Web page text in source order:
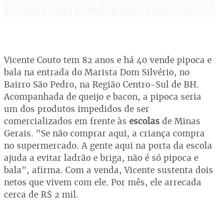
Vicente Couto tem 82 anos e há 40 vende pipoca e
bala na entrada do Marista Dom Silvério, no
Bairro São Pedro, na Região Centro-Sul de BH.
Acompanhada de queijo e bacon, a pipoca seria
um dos produtos impedidos de ser
comercializados em frente às escolas de Minas
Gerais. "Se não comprar aqui, a criança compra
no supermercado. A gente aqui na porta da escola
ajuda a evitar ladrão e briga, não é só pipoca e
bala", afirma. Com a venda, Vicente sustenta dois
netos que vivem com ele. Por mês, ele arrecada
cerca de R$ 2 mil.